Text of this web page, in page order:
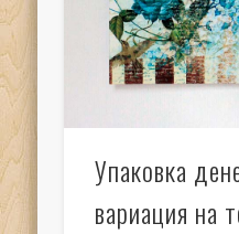
Упаковка
вариация на